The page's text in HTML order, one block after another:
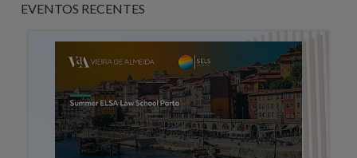
EVENTOS RECENTES